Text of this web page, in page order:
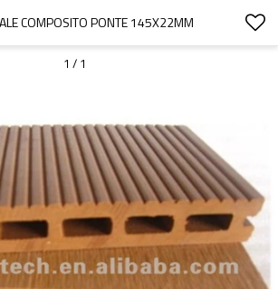
COMPOSITO PONTE 145X22MM
1 / 1